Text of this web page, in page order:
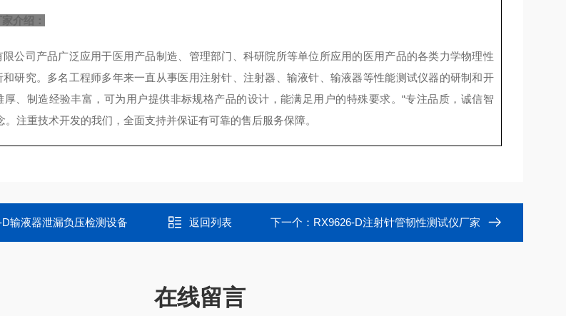
家介绍：
限公司产品广泛应用于医用产品制造、管理部门、科研院所等单位所应用的医用产品的各类力学物理性
研究。多名工程师多年来一直从事医用注射针、注射器、输液针、输液器等性能测试仪器的研制和开
厚、制造经验丰富，可为用户提供非标规格产品的设计，能满足用户的特殊要求。“专注品质，诚信智
。注重技术开发的我们，全面支持并保证有可靠的售后服务保障。
D输液器泄漏负压检测设备 返回列表 下一个： RX9626-D注射针管韧性测试仪厂家
在线留言